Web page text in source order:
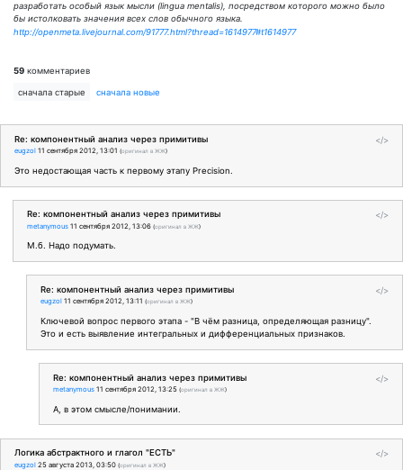
разработать особый язык мысли (lingua mentalis), посредством которого можно было
бы истолковать значения всех слов обычного языка.
http://openmeta.livejournal.com/91777.html?thread=1614977#t1614977
59 комментариев
сначала старые сначала новые
</>
Re: компонентный анализ через примитивы
eugzol 11 сентября 2012, 13:01 (оригинал в ЖЖ)
Это недостающая часть к первому этапу Precision.
</>
Re: компонентный анализ через примитивы
metanymous 11 сентября 2012, 13:06 (оригинал в ЖЖ)
М.б. Надо подумать.
</>
Re: компонентный анализ через примитивы
eugzol 11 сентября 2012, 13:11 (оригинал в ЖЖ)
Ключевой вопрос первого этапа - "В чём разница, определяющая разницу".
Это и есть выявление интегральных и дифференциальных признаков.
</>
Re: компонентный анализ через примитивы
metanymous 11 сентября 2012, 13:25 (оригинал в ЖЖ)
А, в этом смысле/понимании.
</>
Логика абстрактного и глагол "ЕСТЬ"
eugzol 25 августа 2013, 03:50 (оригинал в ЖЖ)